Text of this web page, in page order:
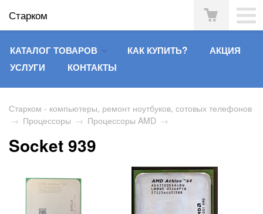
Старком
КАТАЛОГ ТОВАРОВ КАК КУПИТЬ?
АКЦИЯ
УСЛУГИ
КОНТАКТЫ
Старком - компьютеры, ремонт ноутбуков, сотовых телефонов
→ Процессоры → Процессоры AMD →
Socket 939